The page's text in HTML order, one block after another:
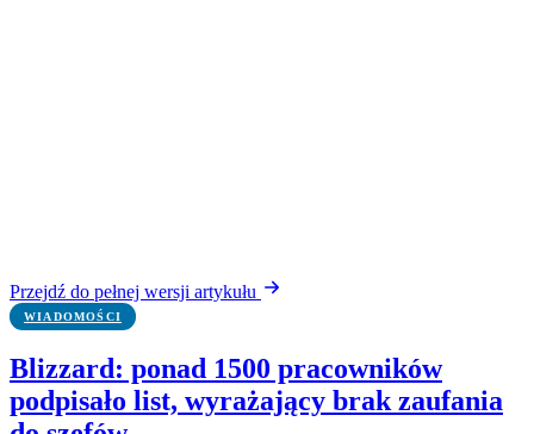
Przejdź do pełnej wersji artykułu
WIADOMOŚCI
Blizzard: ponad 1500 pracowników
podpisało list, wyrażający brak zaufania